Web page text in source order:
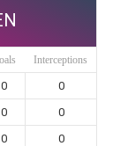
Interceptions
0
0
0
0
0
0